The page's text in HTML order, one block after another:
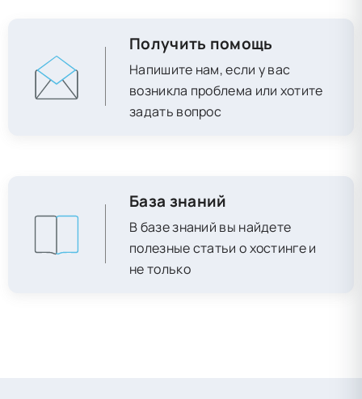
Получить помощь
Напишите нам, если у вас
возникла проблема или хотите
задать вопрос
База знаний
В базе знаний вы найдете
полезные статьи о хостинге и
не только